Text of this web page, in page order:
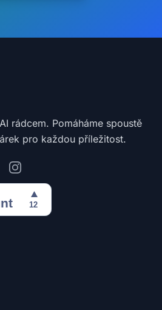
rádcem. Pomáháme spoustě
pro každou příležitost.